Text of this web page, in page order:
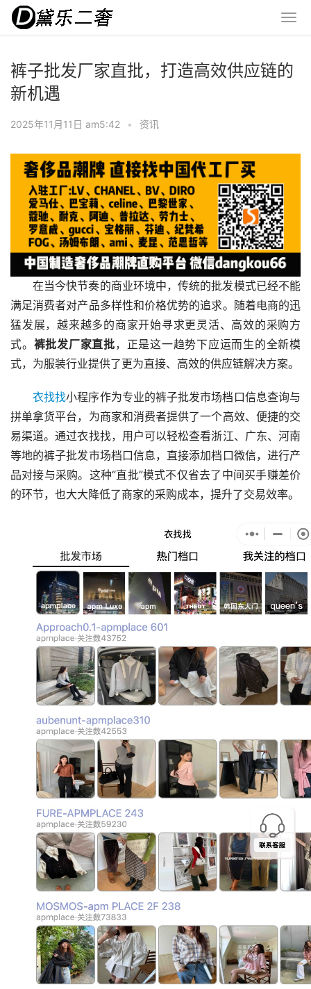
裤子批发厂家直批，打造高效供应链的
新机遇
2025年11月11日 am5:42 • 资讯
在当今快节奏的商业环境中，传统的批发模式已经不能
满足消费者对产品多样性和价格优势的追求。随着电商的迅
猛发展，越来越多的商家开始寻求更灵活、高效的采购方
式。 裤批发厂家直批，正是这一趋势下应运而生的全新模
式，为服装行业提供了更为直接、高效的供应链解决方案。
衣找找小程序作为专业的裤子批发市场档口信息查询与
拼单拿货平台，为商家和消费者提供了一个高效、便捷的交
易渠道。通过衣找找，用户可以轻松查看浙江、广东、河南
等地的裤子批发市场档口信息，直接添加档口微信，进行产
品对接与采购。这种“直批”模式不仅省去了中间买手赚差价
的环节，也大大降低了商家的采购成本，提升了交易效率。